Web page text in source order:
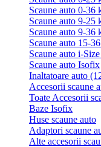
Scaune auto 0-36
Scaune auto 9-25
Scaune auto 9-36
Scaune auto 15-
Scaune auto i-
Scaune auto Isofix
Inaltatoare auto
Accesorii scaune
Toate Accesorii
Baze Isofix
Huse scaune auto
Adaptori scaune
Alte accesorii